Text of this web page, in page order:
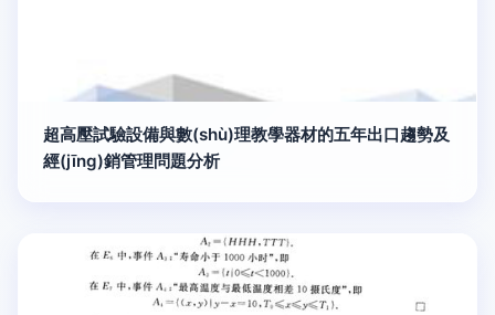
超高壓試驗設備與數(shù)理教學器材的五年出口趨勢及
經(jīng)銷管理問題分析